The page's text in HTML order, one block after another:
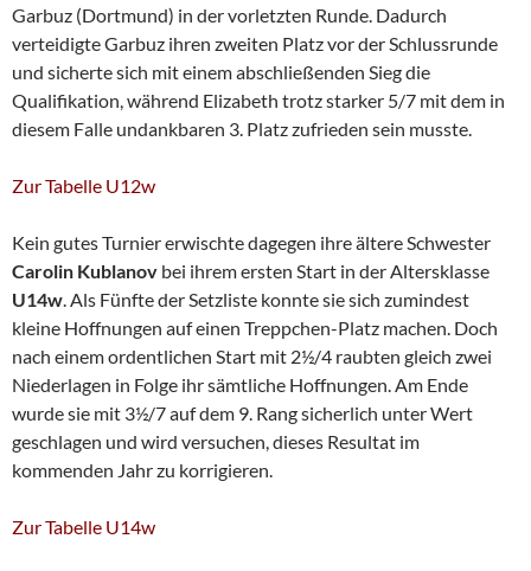
Garbuz (Dortmund) in der vorletzten Runde. Dadurch
verteidigte Garbuz ihren zweiten Platz vor der Schlussrunde
und sicherte sich mit einem abschließenden Sieg die
Qualifikation, während Elizabeth trotz starker 5/7 mit dem in
diesem Falle undankbaren 3. Platz zufrieden sein musste.
Zur Tabelle U12w
Kein gutes Turnier erwischte dagegen ihre ältere Schwester
Carolin Kublanov bei ihrem ersten Start in der Altersklasse
U14w. Als Fünfte der Setzliste konnte sie sich zumindest
kleine Hoffnungen auf einen Treppchen-Platz machen. Doch
nach einem ordentlichen Start mit 2½/4 raubten gleich zwei
Niederlagen in Folge ihr sämtliche Hoffnungen. Am Ende
wurde sie mit 3½/7 auf dem 9. Rang sicherlich unter Wert
geschlagen und wird versuchen, dieses Resultat im
kommenden Jahr zu korrigieren.
Zur Tabelle U14w